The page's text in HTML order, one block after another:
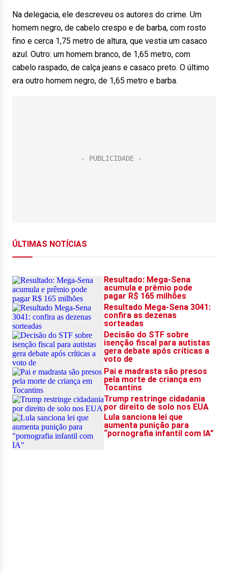
Na delegacia, ele descreveu os autores do crime. Um
homem negro, de cabelo crespo e de barba, com rosto
fino e cerca 1,75 metro de altura, que vestia um casaco
azul. Outro: um homem branco, de 1,65 metro, com
cabelo raspado, de calça jeans e casaco preto. O último
era outro homem negro, de 1,65 metro e barba.